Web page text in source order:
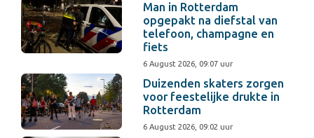
Man in Rotterdam
opgepakt na diefstal van
telefoon, champagne en
fiets
6 August 2026, 09:07 uur
Duizenden skaters zorgen
voor feestelijke drukte in
Rotterdam
6 August 2026, 09:02 uur